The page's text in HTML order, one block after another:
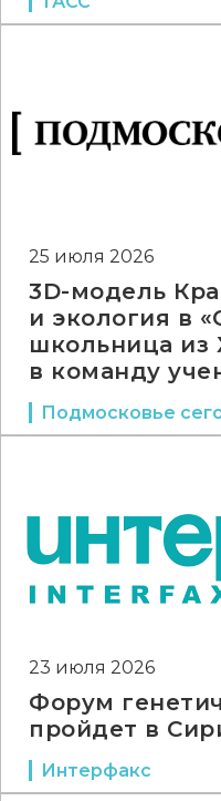
25 июля 2026
3D-модель
и экология в
школьница из
в команду
Подмосковье
23 июля 2026
Форум
пройдет в
Интерфакс